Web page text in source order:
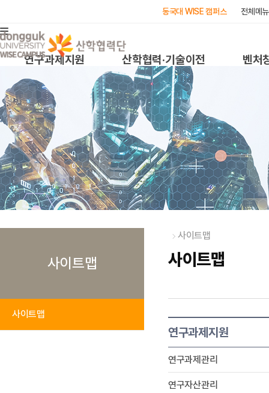
동국대 WISE 캠퍼스 전체메뉴
연구과제지원 산학협력·기술이전 벤처
사이트맵
사이트맵
사이트맵
사이트맵
연구과제지원
연구과제관리
연구자산관리